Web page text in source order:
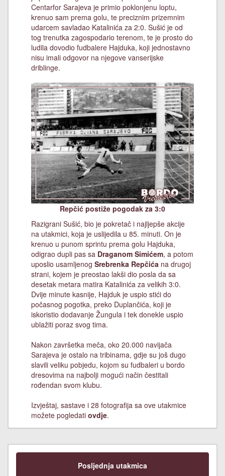
Centarfor Sarajeva je primio poklonjenu loptu,
krenuo sam prema golu, te preciznim prizemnim
udarcem savladao Katalinića za 2:0. Sušić je od
tog trenutka zagospodario terenom, te je prosto do
ludila dovodio fudbalere Hajduka, koji jednostavno
nisu imali odgovor na njegove vanserijske
driblinge.
Repčić postiže pogodak za 3:0
Razigrani Sušić, bio je pokretač i najljepše akcije
na utakmici, koja je uslijedila u 85. minuti. On je
krenuo u punom sprintu prema golu Hajduka,
odigrao dupli pas sa Draganom Simićem, a potom
uposlio usamljenog Srebrenka Repčića na drugoj
strani, kojem je preostao lakši dio posla da sa
desetak metara matira Katalinića za velikih 3:0.
Dvije minute kasnije, Hajduk je uspio stići do
počasnog pogotka, preko Duplančića, koji je
iskoristio dodavanje Žungula i tek donekle uspio
ublažiti poraz svog tima.
Nakon završetka meča, oko 20.000 navijača
Sarajeva je ostalo na tribinama, gdje su još dugo
slavili veliku pobjedu, kojom su fudbaleri u bordo
dresovima na najbolji mogući način čestitali
rođendan svom klubu.
Izvještaj, sastave i 28 fotografija sa ove utakmice
možete pogledati ovdje.
Posljednja utakmica